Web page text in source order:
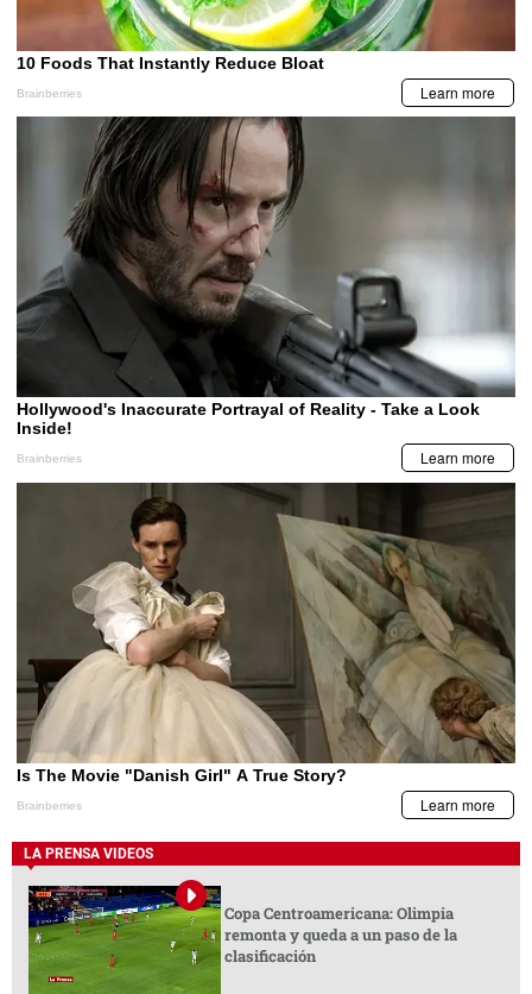
LA PRENSA VIDEOS
Copa Centroamericana: Olimpia
remonta y queda a un paso de la
clasificación